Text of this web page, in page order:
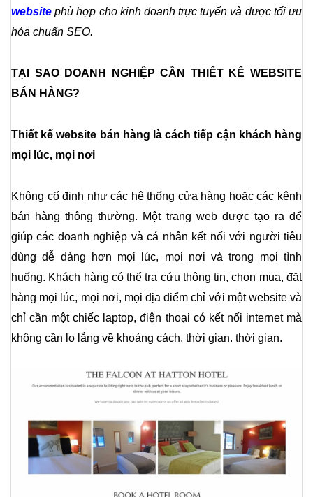
website phù hợp cho kinh doanh trực tuyến và được tối ưu
hóa chuẩn SEO.
TẠI SAO DOANH NGHIỆP CẦN THIẾT KẾ WEBSITE
BÁN HÀNG?
Thiết kế website bán hàng là cách tiếp cận khách hàng
mọi lúc, mọi nơi
Không cố định như các hệ thống cửa hàng hoặc các kênh
bán hàng thông thường. Một trang web được tạo ra để
giúp các doanh nghiệp và cá nhân kết nối với người tiêu
dùng dễ dàng hơn mọi lúc, mọi nơi và trong mọi tình
huống. Khách hàng có thể tra cứu thông tin, chọn mua, đặt
hàng mọi lúc, mọi nơi, mọi địa điểm chỉ với một website và
chỉ cần một chiếc laptop, điện thoại có kết nối internet mà
không cần lo lắng về khoảng cách, thời gian. thời gian.